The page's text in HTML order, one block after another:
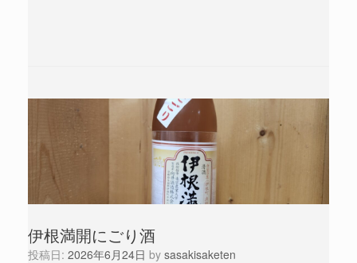
伊根満開にごり酒
投稿日: 2026年6月24日 by sasakisaketen